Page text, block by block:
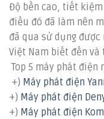
Độ bền cao, tiết
điều đó đã làm nên
đã qua sử dụng
Việt Nam biết đến và
Top 5 máy phát
+) Máy phát điện
+) Máy phát điện
+) Máy phát điện